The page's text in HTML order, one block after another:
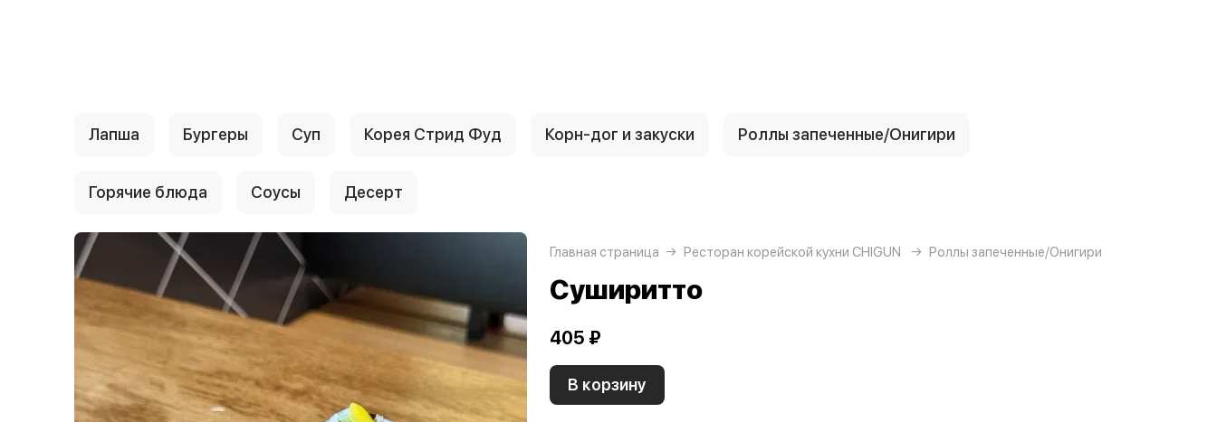
Лапша Бургеры Суп Корея Стрид Фуд Корн-дог и закуски Роллы запеченные/Онигири
Горячие блюда Соусы Десерт
Главная страница Ресторан корейской кухни CHIGUN Роллы запеченные/Онигири
Суширитто
405 ₽
В корзину